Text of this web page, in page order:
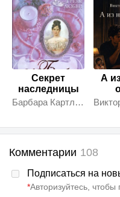
Секрет
наследницы
Барбара Картленд
А
Комментарии 108
Подписаться на
*Авторизуйтесь, чтобы